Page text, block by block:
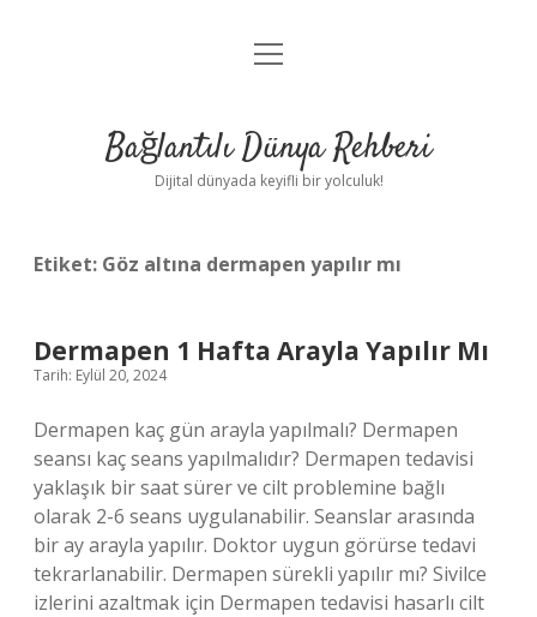
Anasayfa
Yasal Uyarı
menüyü
Bağlantılı Dünya Rehberi
Dijital dünyada keyifli bir yolculuk!
Etiket: Göz altına dermapen yapılır mı
Dermapen 1 Hafta Arayla Yapılır Mı
Tarih: Eylül 20, 2024
Dermapen kaç gün arayla yapılmalı? Dermapen
seansı kaç seans yapılmalıdır? Dermapen tedavisi
yaklaşık bir saat sürer ve cilt problemine bağlı
olarak 2-6 seans uygulanabilir. Seanslar arasında
bir ay arayla yapılır. Doktor uygun görürse tedavi
tekrarlanabilir. Dermapen sürekli yapılır mı? Sivilce
izlerini azaltmak için Dermapen tedavisi hasarlı cilt